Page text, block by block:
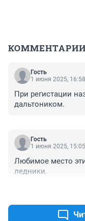
КОММЕНТАРИИ
Гость
1 июня 2025, 16:58
При регистации
дальтоником.
Гость
1 июня 2025, 15:05
Любимое место
ледники.